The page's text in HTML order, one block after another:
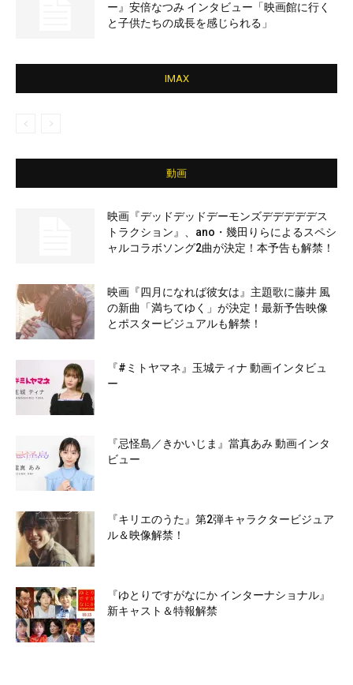
ー』安倍なつみ インタビュー「映画館に行く
と子供たちの成長を感じられる」
IMAX
動画
映画『デッドデッドデーモンズデデデデデス
トラクション』、ano・幾田りらによるスペシ
ャルコラボソング2曲が決定！本予告も解禁！
映画『四月になれば彼女は』主題歌に藤井 風
の新曲「満ちてゆく」が決定！最新予告映像
とポスタービジュアルも解禁！
『#ミトヤマネ』玉城ティナ 動画インタビュ
ー
『忌怪島／きかいじま』當真あみ 動画インタ
ビュー
『キリエのうた』第2弾キャラクタービジュア
ル＆映像解禁！
『ゆとりですがなにか インターナショナル』
新キャスト＆特報解禁